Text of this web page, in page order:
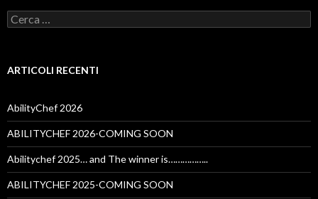
Ricerca
per:
ARTICOLI RECENTI
AbilityChef 2026
ABILITYCHEF 2026-COMING SOON
Abilitychef 2025… and The winner is……………..
ABILITYCHEF 2025-COMING SOON